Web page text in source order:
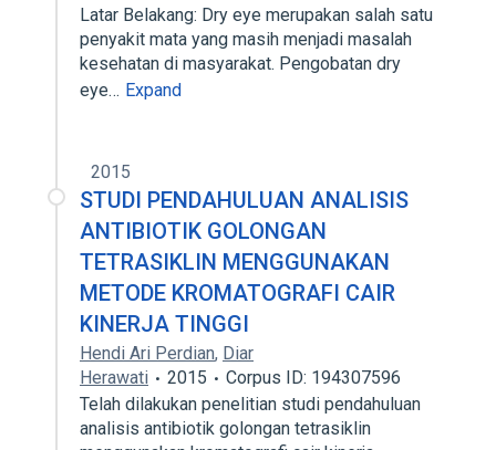
Latar Belakang: Dry eye merupakan salah satu
penyakit mata yang masih menjadi masalah
kesehatan di masyarakat. Pengobatan dry
eye… Expand
2015
STUDI PENDAHULUAN ANALISIS
ANTIBIOTIK GOLONGAN
TETRASIKLIN MENGGUNAKAN
METODE KROMATOGRAFI CAIR
KINERJA TINGGI
Hendi Ari Perdian, Diar
Herawati
2015
Corpus ID: 194307596
Telah dilakukan penelitian studi pendahuluan
analisis antibiotik golongan tetrasiklin